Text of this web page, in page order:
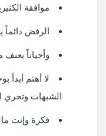
موافقة
الرفض
وأحياناً
لا أهتم أبداً
الشبهات وتحري
فكرة وإنت